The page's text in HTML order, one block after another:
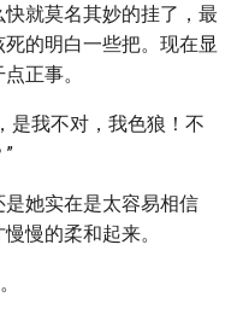
就莫名其妙的挂了，最
的明白一些把。现在显
正事。
是我不对，我色狼！不
她实在是太容易相信
慢的柔和起来。